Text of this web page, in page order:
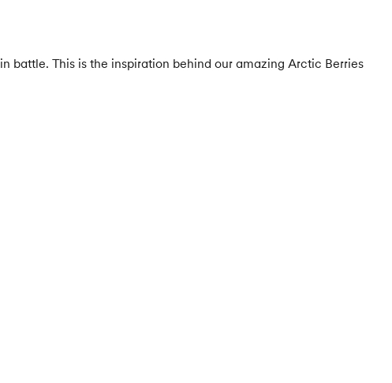
battle. This is the inspiration behind our amazing Arctic Berries